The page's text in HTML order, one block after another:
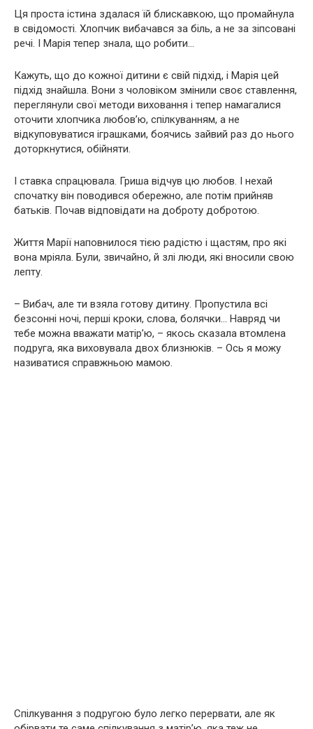
Ця проста істина здалася їй блискавкою, що промайнула
в свідомості. Хлопчик вибачався за біль, а не за зіпсовані
речі. І Марія тепер знала, що робити…
Кажуть, що до кожної дитини є свій підхід, і Марія цей
підхід знайшла. Вони з чоловіком змінили своє ставлення,
переглянули свої методи виховання і тепер намагалися
оточити хлопчика любов’ю, спілкуванням, а не
відкуповуватися іграшками, боячись зайвий раз до нього
доторкнутися, обійняти.
І ставка спрацювала. Гриша відчув цю любов. І нехай
спочатку він поводився обережно, але потім прийняв
батьків. Почав відповідати на доброту добротою.
Життя Марії наповнилося тією радістю і щастям, про які
вона мріяла. Були, звичайно, й злі люди, які вносили свою
лепту.
– Вибач, але ти взяла готову дитину. Пропустила всі
безсонні ночі, перші кроки, слова, болячки… Навряд чи
тебе можна вважати матір’ю, – якось сказала втомлена
подруга, яка виховувала двох близнюків. – Ось я можу
називатися справжньою мамою.
Спілкування з подругою було легко перервати, але як